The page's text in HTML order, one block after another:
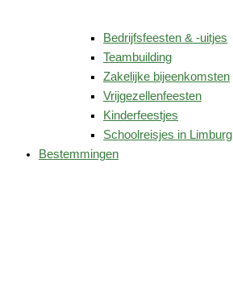
Bedrijfsfeesten & -uitjes
Teambuilding
Zakelijke bijeenkomsten
Vrijgezellenfeesten
Kinderfeestjes
Schoolreisjes in Limburg
Bestemmingen